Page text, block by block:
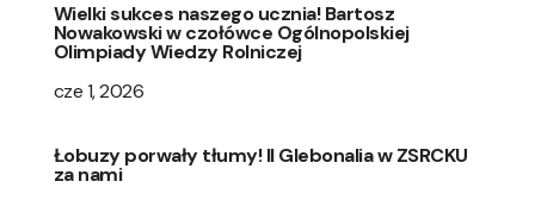
Wielki sukces naszego ucznia! Bartosz
Nowakowski w czołówce Ogólnopolskiej
Olimpiady Wiedzy Rolniczej
cze 1, 2026
Łobuzy porwały tłumy! II Glebonalia w ZSRCKU
za nami